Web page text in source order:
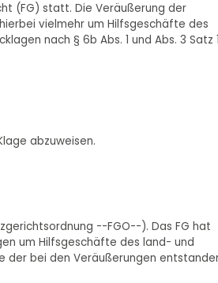
(FG) statt. Die Veräußerung der
vielmehr um Hilfsgeschäfte des
nach § 6b Abs. 1 und Abs. 3 Satz 1
abzuweisen.
--FGO--). Das FG hat
um Hilfsgeschäfte des land- und
der bei den Veräußerungen